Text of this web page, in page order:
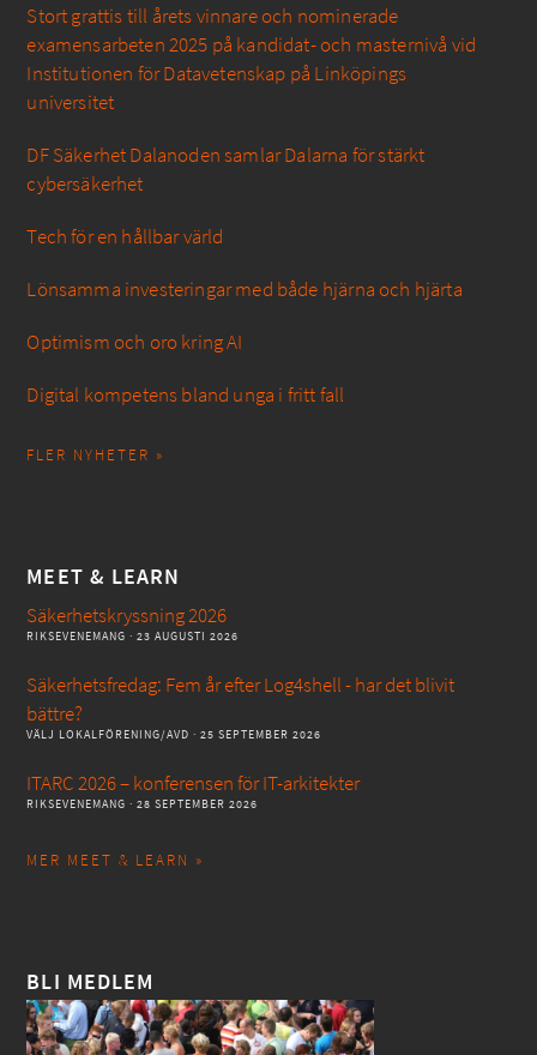
Stort grattis till årets vinnare och nominerade
examensarbeten 2025 på kandidat- och masternivå vid
Institutionen för Datavetenskap på Linköpings
universitet
DF Säkerhet Dalanoden samlar Dalarna för stärkt
cybersäkerhet
Tech för en hållbar värld
Lönsamma investeringar med både hjärna och hjärta
Optimism och oro kring AI
Digital kompetens bland unga i fritt fall
FLER NYHETER »
MEET & LEARN
Säkerhetskryssning 2026
RIKSEVENEMANG · 23 AUGUSTI 2026
Säkerhetsfredag: Fem år efter Log4shell - har det blivit
bättre?
VÄLJ LOKALFÖRENING/AVD · 25 SEPTEMBER 2026
ITARC 2026 – konferensen för IT-arkitekter
RIKSEVENEMANG · 28 SEPTEMBER 2026
MER MEET & LEARN »
BLI MEDLEM